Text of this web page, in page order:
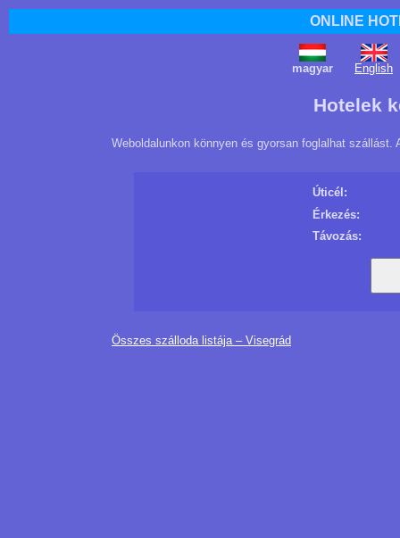
ONLINE
magyar English
Hotelek
Weboldalunkon könnyen és gyorsan foglalhat
Úticél:
Érkezés:
Távozás:
Összes szálloda listája – Visegrád